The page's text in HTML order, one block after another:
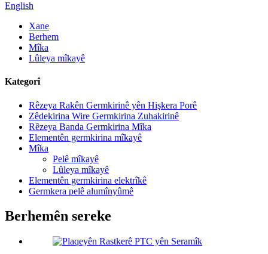
English
Xane
Berhem
Mîka
Lûleya mîkayê
Kategorî
Rêzeya Rakên Germkirinê yên Hişkera Porê
Zêdekirina Wire Germkirina Zuhakirinê
Rêzeya Banda Germkirina Mîka
Elementên germkirina mîkayê
Mîka
Pelê mîkayê
Lûleya mîkayê
Elementên germkirina elektrîkê
Germkera pelê alumînyûmê
Berhemên sereke